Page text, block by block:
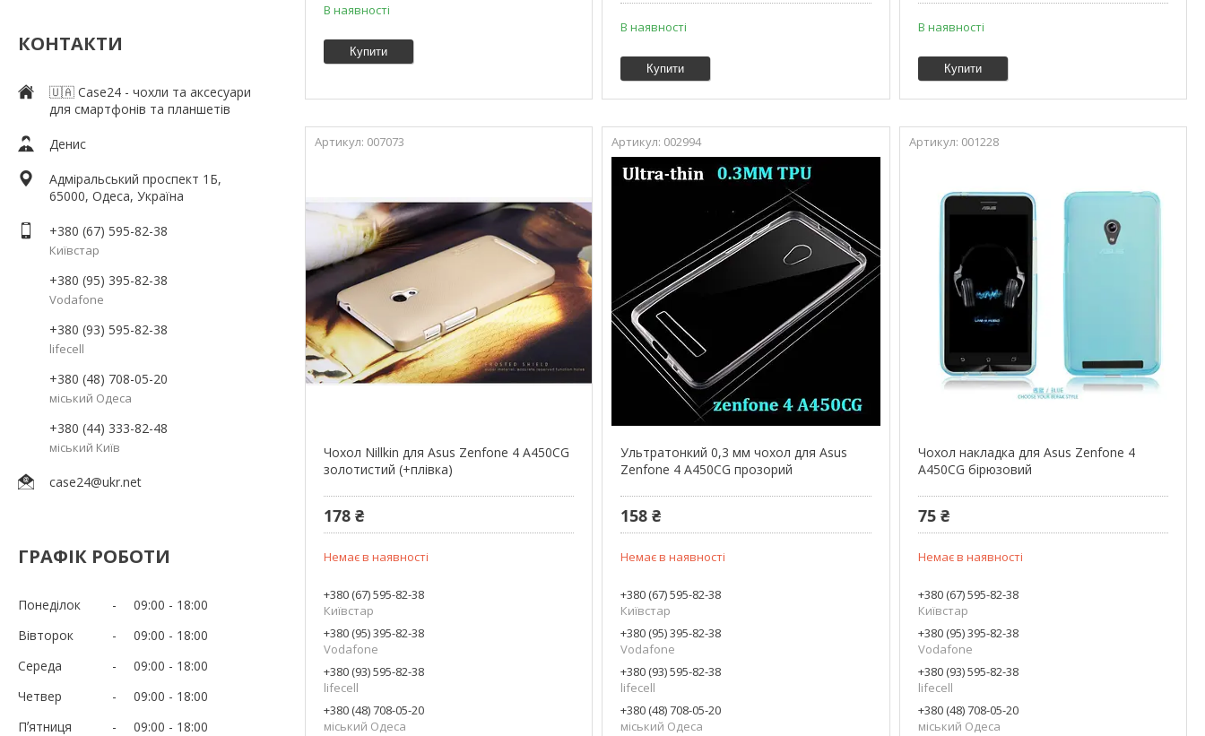
КОНТАКТИ
🇺🇦 Case24 - чохли та аксесуари
для смартфонів та планшетів
Денис
Адміральський проспект 1Б,
65000, Одеса, Україна
+380 (67) 595-82-38
Київстар
+380 (95) 395-82-38
Vodafone
+380 (93) 595-82-38
lifecell
+380 (48) 708-05-20
міський Одеса
+380 (44) 333-82-48
міський Київ
case24@ukr.net
ГРАФІК РОБОТИ
Понеділок 09:00
18:00
Вівторок
09:00
18:00
Середа
09:00
18:00
Четвер
09:00
18:00
Пʼятниця
09:00
18:00
В наявності
Купити
В наявності
Купити
В наявності
Купити
007073
Чохол Nillkin для Asus Zenfone 4 A450CG
золотистий (+плівка)
178 ₴
Немає в наявності
+380 (67) 595-82-38
Київстар
+380 (95) 395-82-38
Vodafone
+380 (93) 595-82-38
lifecell
+380 (48) 708-05-20
міський Одеса
002994
Ультратонкий 0,3 мм чохол для Asus
Zenfone 4 A450CG прозорий
158 ₴
Немає в наявності
+380 (67) 595-82-38
Київстар
+380 (95) 395-82-38
Vodafone
+380 (93) 595-82-38
lifecell
+380 (48) 708-05-20
міський Одеса
001228
Чохол накладка для Asus Zenfone 4
A450CG бірюзовий
75 ₴
Немає в наявності
+380 (67) 595-82-38
Київстар
+380 (95) 395-82-38
Vodafone
+380 (93) 595-82-38
lifecell
+380 (48) 708-05-20
міський Одеса